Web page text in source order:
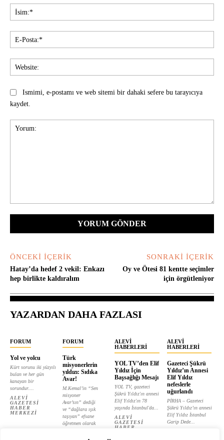
Ismimi, e-postamı ve web sitemi bir dahaki sefere bu tarayıcıya
kaydet.
ÖNCEKI İÇERIK
Hatay’da hedef 2 vekil: Enkazı
hep birlikte kaldıralım
SONRAKI İÇERIK
Oy ve Ötesi 81 kentte seçimler
için örgütleniyor
YAZARDAN DAHA FAZLASI
FORUM
Yol ve yolcu
Kürt sorunu iki yüzyılı
bulan ve her gün
kanayan bir
sorundur....
ALEVI
GAZETESI
HABER
MERKEZI
FORUM
Türk
misyonerlerin
yıldızı: Sıdıka
Avar!
M.Kemal’in “Sen
misyoner
Avar’sın” dediği
ve “dağlara ışık
taşıyan” efsane
öğretmen olarak
ALEVI
HABERLERI
YOL TV’den Elif
Yıldız İçin
Başsağlığı Mesajı
YOL TV, gazeteci
Şükrü Yıldız'ın annesi
Elif Yıldız'ın 78
yaşında İstanbul'da...
ALEVI
GAZETESI
HABER
ALEVI
HABERLERI
Gazeteci Şükrü
Yıldız’ın Annesi
Elif Yıldız
nefeslerle
uğurlandı
PİRHA – Gazeteci
Şükrü Yıldız’ın annesi
Elif Yıldız İstanbul
Garip Dede...